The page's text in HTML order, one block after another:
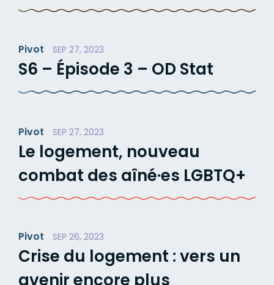
Pivot SEP 27, 2023
S6 – Épisode 3 – OD Stat
Pivot SEP 27, 2023
Le logement, nouveau
combat des aîné·es LGBTQ+
Pivot SEP 26, 2023
Crise du logement : vers un
avenir encore plus